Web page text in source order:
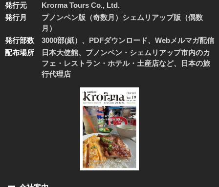
発行元
Krorma Tours Co., Ltd.
発行月
プノンペン版（奇数月）シェムリアップ版（偶数
月）
発行部数
3000部(紙）、PDFダウンロード、Webメルマガ配信
配布場所
日本大使館、プノンペン・シェムリアップ市内のカ
フェ・レストラン・ホテル・土産店など、日本の旅
行代理店